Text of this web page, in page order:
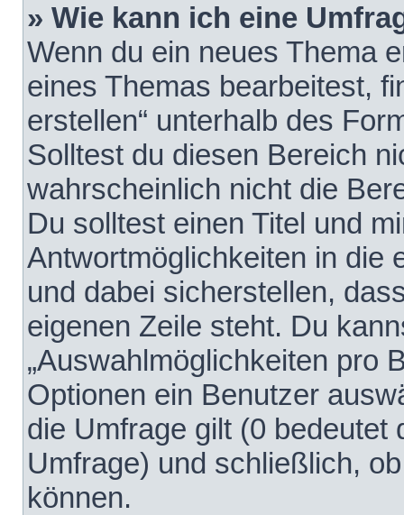
» Wie kann ich eine
Wenn du ein neues Thema
eines Themas bearbeitest,
erstellen“ unterhalb des
Solltest du diesen Bereich
wahrscheinlich nicht die
Du solltest einen Titel und
Antwortmöglichkeiten in die
und dabei sicherstellen,
eigenen Zeile steht. Du
„Auswahlmöglichkeiten pro
Optionen ein Benutzer
die Umfrage gilt (0 bedeutet
Umfrage) und schließlich,
können.